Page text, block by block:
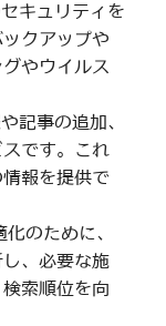
キュリティを
クアップや
やウイルス
記事の追加、
です。これ
報を提供で
のために、
、必要な施
索順位を向